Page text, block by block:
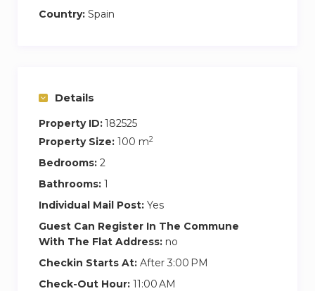
metro (Príncipe de Vergara), es ideal para
Country: Spain
Details
Property ID:182525
Property Size: 100 m2
Bedrooms: 2
Bathrooms: 1
Individual Mail Post: Yes
Guest Can Register In The Commune
With The Flat Address: no
Checkin Starts At: After 3:00 PM
Check-Out Hour: 11:00 AM